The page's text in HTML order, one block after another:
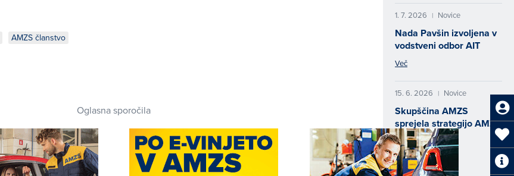
AMZS članstvo
1. 7. 2026 | Novice
Nada Pavšin izvoljena v
vodstveni odbor AIT
Več
15. 6. 2026 | Novice
Skupščina AMZS
sprejela strategijo AMZS
2026–2030
Več
Oglasna sporočila